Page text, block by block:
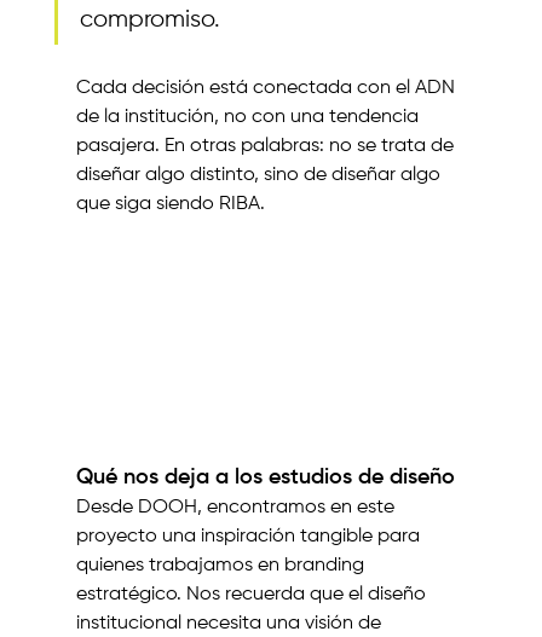
compromiso.
Cada decisión está conectada con el ADN
de la institución, no con una tendencia
pasajera. En otras palabras: no se trata de
diseñar algo distinto, sino de diseñar algo
que siga siendo RIBA.
Qué nos deja a los estudios de diseño
Desde DOOH, encontramos en este
proyecto una inspiración tangible para
quienes trabajamos en branding
estratégico. Nos recuerda que el diseño
institucional necesita una visión de